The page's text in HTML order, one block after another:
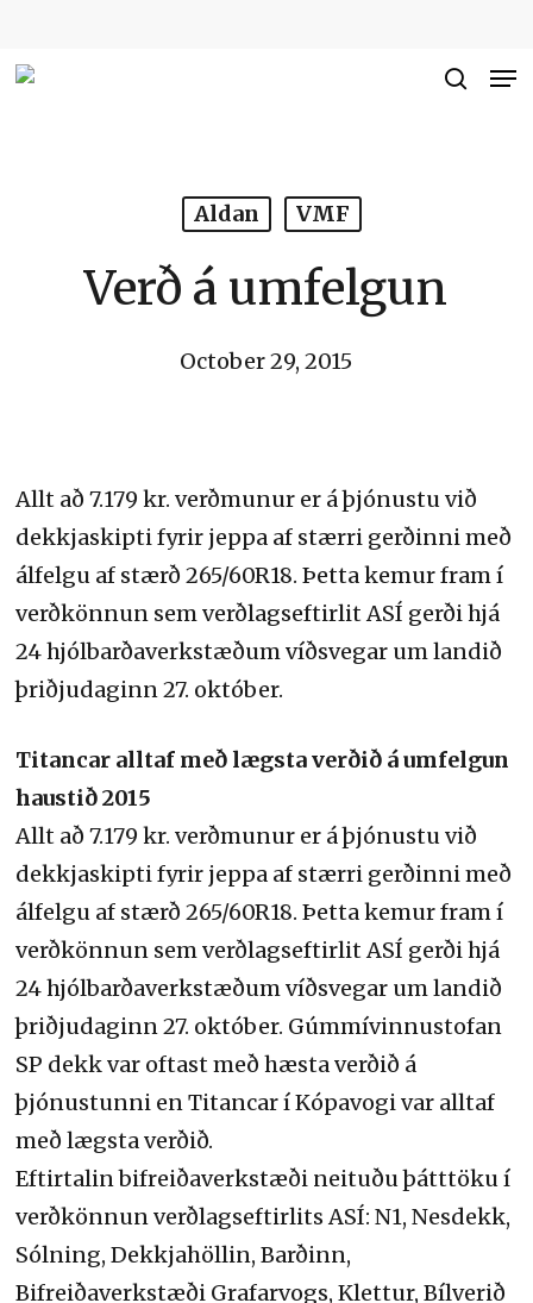
Aldan VMF
Verð á umfelgun
October 29, 2015
Allt að 7.179 kr. verðmunur er á þjónustu við
dekkjaskipti fyrir jeppa af stærri gerðinni með
álfelgu af stærð 265/60R18. Þetta kemur fram í
verðkönnun sem verðlagseftirlit ASÍ gerði hjá
24 hjólbarðaverkstæðum víðsvegar um landið
þriðjudaginn 27. október.
Titancar alltaf með lægsta verðið á umfelgun
haustið 2015
Allt að 7.179 kr. verðmunur er á þjónustu við
dekkjaskipti fyrir jeppa af stærri gerðinni með
álfelgu af stærð 265/60R18. Þetta kemur fram í
verðkönnun sem verðlagseftirlit ASÍ gerði hjá
24 hjólbarðaverkstæðum víðsvegar um landið
þriðjudaginn 27. október. Gúmmívinnustofan
SP dekk var oftast með hæsta verðið á
þjónustunni en Titancar í Kópavogi var alltaf
með lægsta verðið.
Eftirtalin bifreiðaverkstæði neituðu þátttöku í
verðkönnun verðlagseftirlits ASÍ: N1, Nesdekk,
Sólning, Dekkjahöllin, Barðinn,
Bifreiðaverkstæði Grafarvogs, Klettur, Bílverið
Close